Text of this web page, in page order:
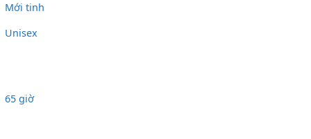
Mới tinh
Unisex
65 giờ